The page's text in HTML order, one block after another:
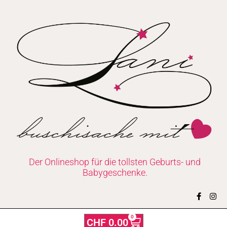
Der Onlineshop für die tollsten Geburts- und
Babygeschenke.
F
a
c
I
n
s
CHF0.00 0
Warenkorb